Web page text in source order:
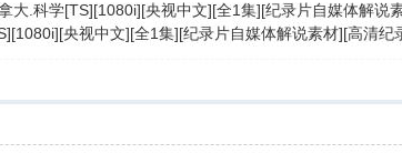
大.科学[TS][1080i][央视中文][全1集][纪录片自媒体解
央视中文][全1集][纪录片自媒体解说素材][高清